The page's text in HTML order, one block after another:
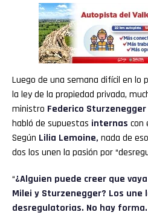
Luego de una semana difícil en lo
la ley de la propiedad privada,
ministro Federico Sturzenegger
habló de supuestas internas con
Según Lilia Lemoine, nada de
dos los unen la pasión por
“¿Alguien puede creer que
Milei y Sturzenegger? Los
desregulatorias. No hay forma.